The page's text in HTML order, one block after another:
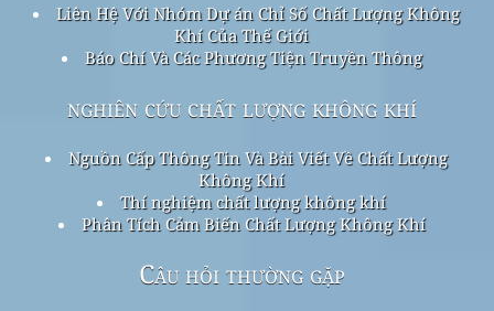
Liên Hệ Với Nhóm Dự án Chỉ Số Chất Lượng Không
Khí Của Thế Giới
Báo Chí Và Các Phương Tiện Truyền Thông
nghiên cứu chất lượng không khí
Nguồn Cấp Thông Tin Và Bài Viết Về Chất Lượng
Không Khí
Thí nghiệm chất lượng không khí
Phân Tích Cảm Biến Chất Lượng Không Khí
Câu hỏi thường gặp